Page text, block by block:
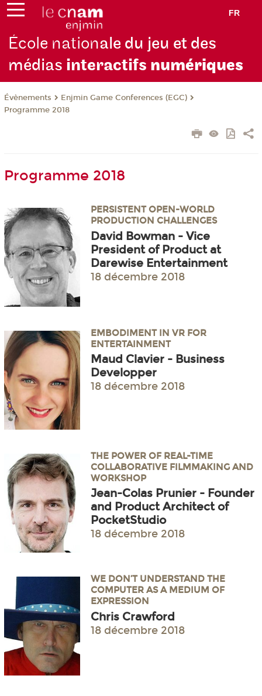
FR
École nationale du jeu et des
médias interactifs numériques
Évènements
Enjmin Game Conferences (EGC)
Programme 2018
Programme 2018
PERSISTENT OPEN-WORLD
PRODUCTION CHALLENGES
David Bowman - Vice
President of Product at
Darewise Entertainment
18 décembre 2018
EMBODIMENT IN VR FOR
ENTERTAINMENT
Maud Clavier - Business
Developper
18 décembre 2018
THE POWER OF REAL-TIME
COLLABORATIVE FILMMAKING AND
WORKSHOP
Jean-Colas Prunier - Founder
and Product Architect of
PocketStudio
18 décembre 2018
WE DON’T UNDERSTAND THE
COMPUTER AS A MEDIUM OF
EXPRESSION
Chris Crawford
18 décembre 2018